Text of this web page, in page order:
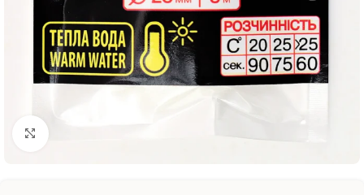
Натисніть, щоб збільшити